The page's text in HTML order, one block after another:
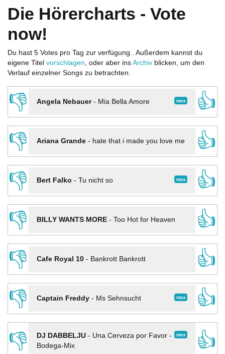
Die Hörercharts - Vote
now!
Du hast 5 Votes pro Tag zur verfügung.. Außerdem kannst du
eigene Titel vorschlagen, oder aber ins Archiv blicken, um den
Verlauf einzelner Songs zu betrachten.
👎 neu
Angela Nebauer- Mia Bella Amore
👍
👎
Ariana Grande- hate that i made you love me
👍
👎
neu
Bert Falko - Tu nicht so
👍
👎
BILLY WANTS MORE- Too Hot for Heaven
👍
👎
Cafe Royal 10- Bankrott Bankrott
👍
👎
neu
Captain Freddy- Ms Sehnsucht
👍
👎
neu
DJ DABBELJU- Una Cerveza por Favor -
Bodega-Mix
👍